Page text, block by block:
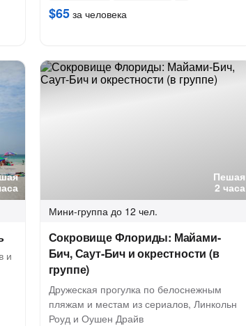
$65за человека
и
Пешая
2 часа
Мини-группа до 12 чел.
Сокровище Флориды: Майами-
Бич, Саут-Бич и окрестности (в
группе)
Дружеская прогулка по белоснежным
пляжам и местам из сериалов, Линкольн
Роуд и Оушен Драйв